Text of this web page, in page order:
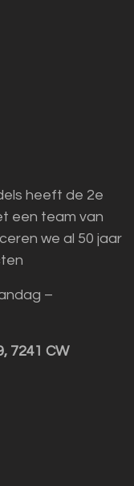
heeft de 2e
een team van
we al 50 jaar
–
7241 CW